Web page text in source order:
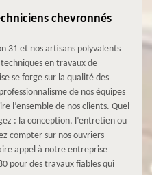
chevronnés
31 et nos artisans polyvalents
en travaux de
se forge sur la qualité des
de nos équipes
l’ensemble de nos clients. Quel
: la conception, l’entretien ou
compter sur nos ouvriers
appel à notre entreprise
pour des travaux fiables qui